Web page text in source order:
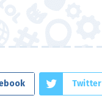
Twitter